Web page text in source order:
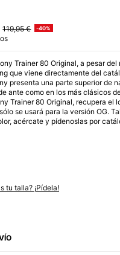
119,95 € -40%
Trainer 80 Original, a pesar del
que viene directamente del
presenta una parte superior de
ante como en los más clásicos
Trainer 80 Original, recupera el
se usará para la versión OG.
acércate y pídenoslas por
tu talla? ¡Pídela!